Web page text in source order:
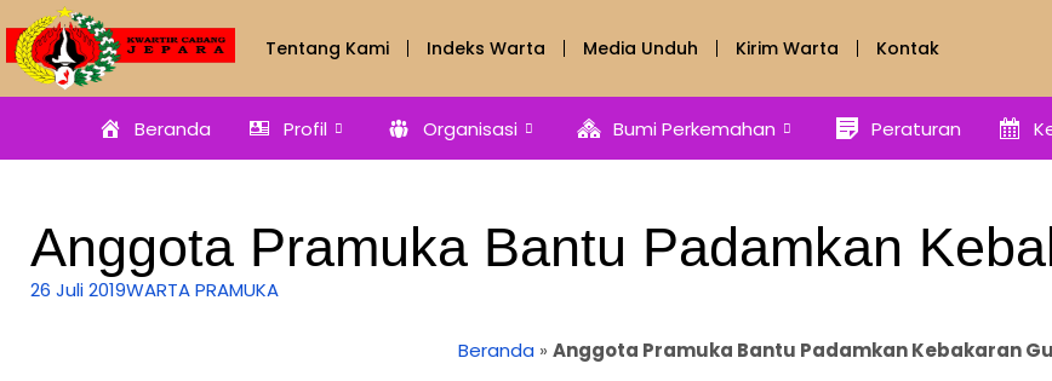
Tentang Kami Indeks Warta Media Unduh Kirim Warta Kontak
Beranda Profil Organisasi Bumi Perkemahan Peraturan
Anggota Pramuka Bantu Padamkan
26 Juli 2019WARTA PRAMUKA
Beranda » Anggota Pramuka Bantu Padamkan Kebakaran